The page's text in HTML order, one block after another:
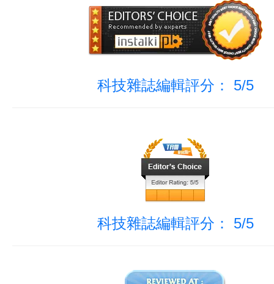
科技雜誌編輯評分： 5/5
科技雜誌編輯評分： 5/5